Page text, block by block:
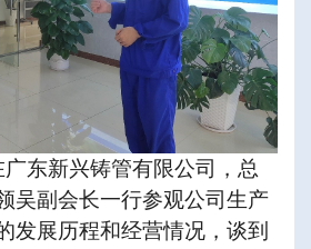
广东新兴铸管有限公司，总
吴副会长一行参观公司生产
发展历程和经营情况，谈到